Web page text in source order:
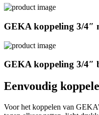
GEKA koppeling 3/4″
GEKA koppeling 3/4″
Eenvoudig
Voor het koppelen van